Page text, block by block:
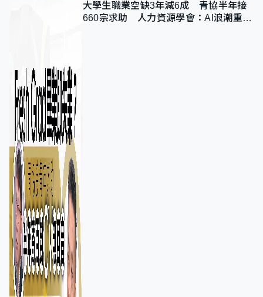
大學生職業空缺3年減6成 青協半年接
660宗求助 人力資源學會：AI浪潮重整